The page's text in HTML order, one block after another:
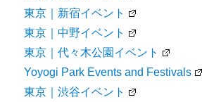
東京｜新宿イベント
東京｜中野イベント
東京｜代々木公園イベント
Yoyogi Park Events and Festivals
東京｜渋谷イベント